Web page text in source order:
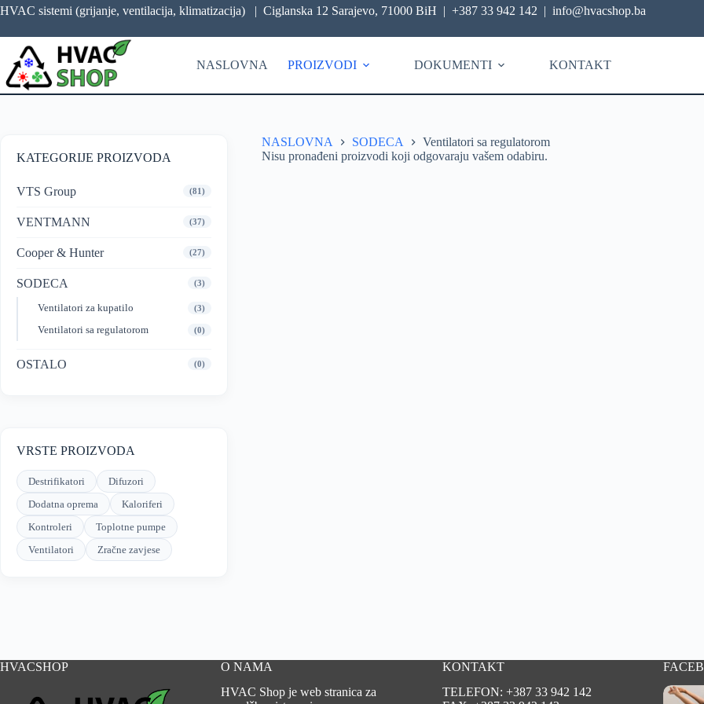
HVAC sistemi (grijanje, ventilacija, klimatizacija) | Ciglanska 12 Sarajevo, 71000 BiH | +387 33 942 142 | info@hvacshop.ba
NASLOVNA PROIZVODI DOKUMENTI KONTAKT
NASLOVNA SODECA
Ventilatori sa regulatorom
Nisu pronađeni proizvodi koji odgovaraju vašem odabiru.
KATEGORIJE PROIZVODA
VTS Group (81)
VENTMANN (37)
Cooper & Hunter (27)
SODECA (3)
Ventilatori za kupatilo (3)
Ventilatori sa regulatorom (0)
OSTALO (0)
VRSTE PROIZVODA
Destrifikatori
Difuzori
Dodatna oprema
Kaloriferi
Kontroleri
Toplotne pumpe
Ventilatori
Zračne zavjese
HVACSHOP
O NAMA
HVAC Shop je web stranica za
KONTAKT
TELEFON: +387 33 942 142